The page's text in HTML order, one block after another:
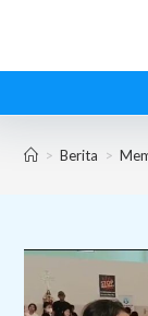
content
> Berita >